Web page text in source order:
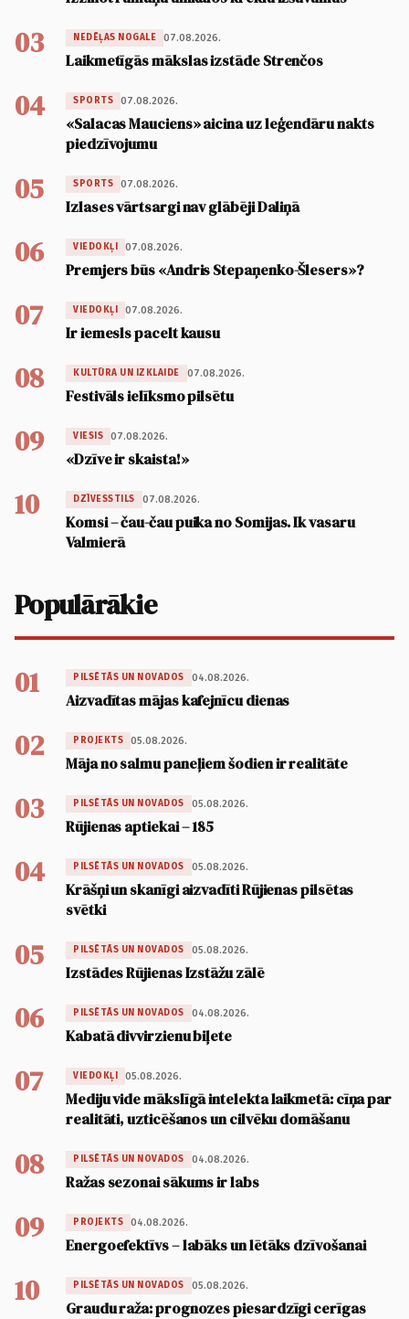
03 NEDĒĻAS NOGALE 07.08.2026.
Laikmetīgās mākslas izstāde Strenčos
04 SPORTS 07.08.2026.
«Salacas Mauciens» aicina uz leģendāru nakts
piedzīvojumu
05 SPORTS 07.08.2026.
Izlases vārtsargi nav glābēji Daliņā
06 VIEDOKĻI 07.08.2026.
Premjers būs «Andris Stepaņenko-Šlesers»?
07 VIEDOKĻI 07.08.2026.
Ir iemesls pacelt kausu
08 KULTŪRA UN IZKLAIDE 07.08.2026.
Festivāls ielīksmo pilsētu
09 VIESIS 07.08.2026.
«Dzīve ir skaista!»
10 DZĪVESSTILS 07.08.2026.
Komsi – čau-čau puika no Somijas. Ik vasaru
Valmierā
Populārākie
01 PILSĒTĀS UN NOVADOS 04.08.2026.
Aizvadītas mājas kafejnīcu dienas
02 PROJEKTS 05.08.2026.
Māja no salmu paneļiem šodien ir realitāte
03 PILSĒTĀS UN NOVADOS 05.08.2026.
Rūjienas aptiekai – 185
04 PILSĒTĀS UN NOVADOS 05.08.2026.
Krāšņi un skanīgi aizvadīti Rūjienas pilsētas
svētki
05 PILSĒTĀS UN NOVADOS 05.08.2026.
Izstādes Rūjienas Izstāžu zālē
06 PILSĒTĀS UN NOVADOS 04.08.2026.
Kabatā divvirzienu biļete
07 VIEDOKĻI 05.08.2026.
Mediju vide mākslīgā intelekta laikmetā: cīņa par
realitāti, uzticēšanos un cilvēku domāšanu
08 PILSĒTĀS UN NOVADOS 04.08.2026.
Ražas sezonai sākums ir labs
09 PROJEKTS 04.08.2026.
Energoefektīvs – labāks un lētāks dzīvošanai
10 PILSĒTĀS UN NOVADOS 05.08.2026.
Graudu raža: prognozes piesardzīgi cerīgas